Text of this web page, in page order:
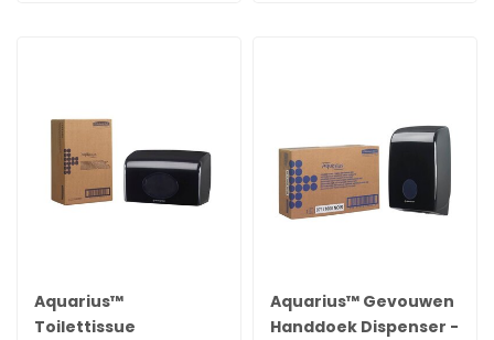
Aquarius™
Toilettissue
Aquarius™ Gevouwen
Handdoek Dispenser -